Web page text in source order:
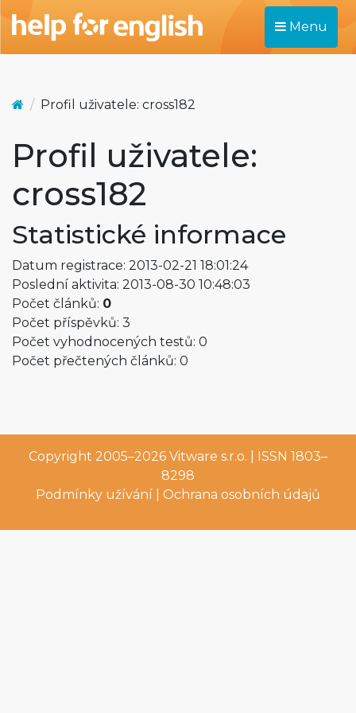
Menu
Profil uživatele: cross182
Profil uživatele:
cross182
Statistické informace
Datum registrace: 2013-02-21 18:01:24
Poslední aktivita: 2013-08-30 10:48:03
Počet článků: 0
Počet příspěvků: 3
Počet vyhodnocených testů: 0
Počet přečtených článků: 0
Copyright 2005–2026 Vitware s.r.o. | ISSN 1803–
8298
Podmínky užívání
Ochrana osobních údajů